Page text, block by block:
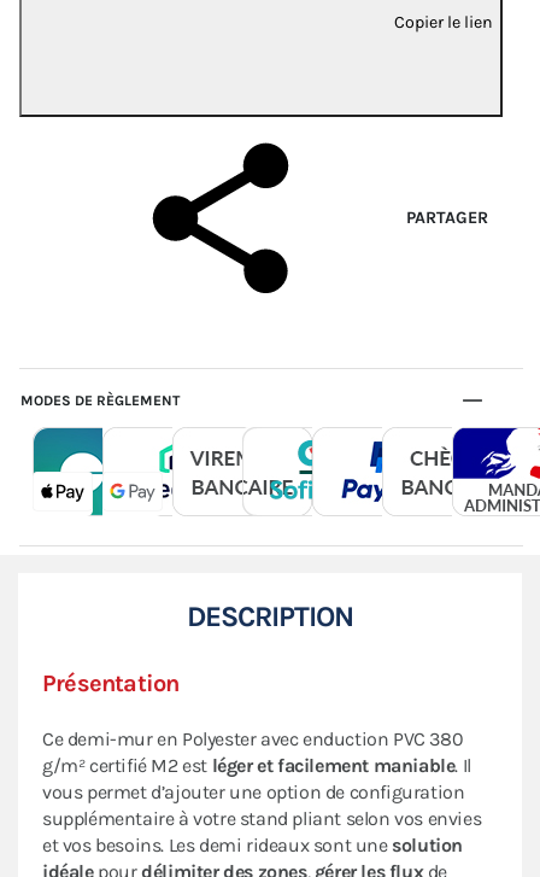
Copier le lien
PARTAGER
MODES DE RÈGLEMENT
DESCRIPTION
Présentation
Ce demi-mur en Polyester avec enduction PVC 380
g/m² certifié M2 est léger et facilement maniable. Il
vous permet d’ajouter une option de configuration
supplémentaire à votre stand pliant selon vos envies
et vos besoins. Les demi rideaux sont une solution
idéalepourdélimiter des zones, gérer les fluxde